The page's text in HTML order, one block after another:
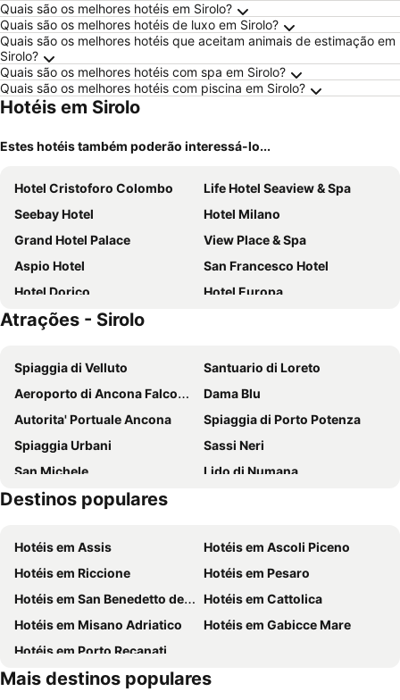
Quais são os melhores hotéis em Sirolo?
Quais são os melhores hotéis de luxo em Sirolo?
Quais são os melhores hotéis que aceitam animais de estimação em
Sirolo?
Quais são os melhores hotéis com spa em Sirolo?
Quais são os melhores hotéis com piscina em Sirolo?
Hotéis em Sirolo
Estes hotéis também poderão interessá-lo...
Hotel Cristoforo Colombo
Life Hotel Seaview & Spa
Seebay Hotel
Hotel Milano
Grand Hotel Palace
View Place & Spa
Aspio Hotel
San Francesco Hotel
Hotel Dorico
Hotel Europa
Hotel Sirolo
Numana Palace
Hotel Marcelli
Hotel Internazionale
Klass Hotel
Hotel Ristorante Mira Conero
Hotel Palace del Conero
Locanda Del Picchio
Parco
Vecchia Fattoria
Hotel Madonna di Loreto
San Gabriele
Hotel della Vittoria
Hotel Fortuna
Albergo Gino
Atrações - Sirolo
Spiaggia di Velluto
Santuario di Loreto
Aeroporto di Ancona Falconara
Dama Blu
Autorita' Portuale Ancona
Spiaggia di Porto Potenza
Spiaggia Urbani
Sassi Neri
San Michele
Lido di Numana
Porto di Numana
Casa Leopardi
Pinocchio
San Ciriaco Cathedral
Tavernelle
Pietralacroce
Piazza del Duca
Duomo di Fermo
Picena 2008
Sferisterio
Destinos populares
Hotéis em Assis
Hotéis em Ascoli Piceno
Hotéis em Riccione
Hotéis em Pesaro
Hotéis em San Benedetto del Tronto
Hotéis em Cattolica
Hotéis em Misano Adriatico
Hotéis em Gabicce Mare
Hotéis em Porto Recanati
Mais destinos populares